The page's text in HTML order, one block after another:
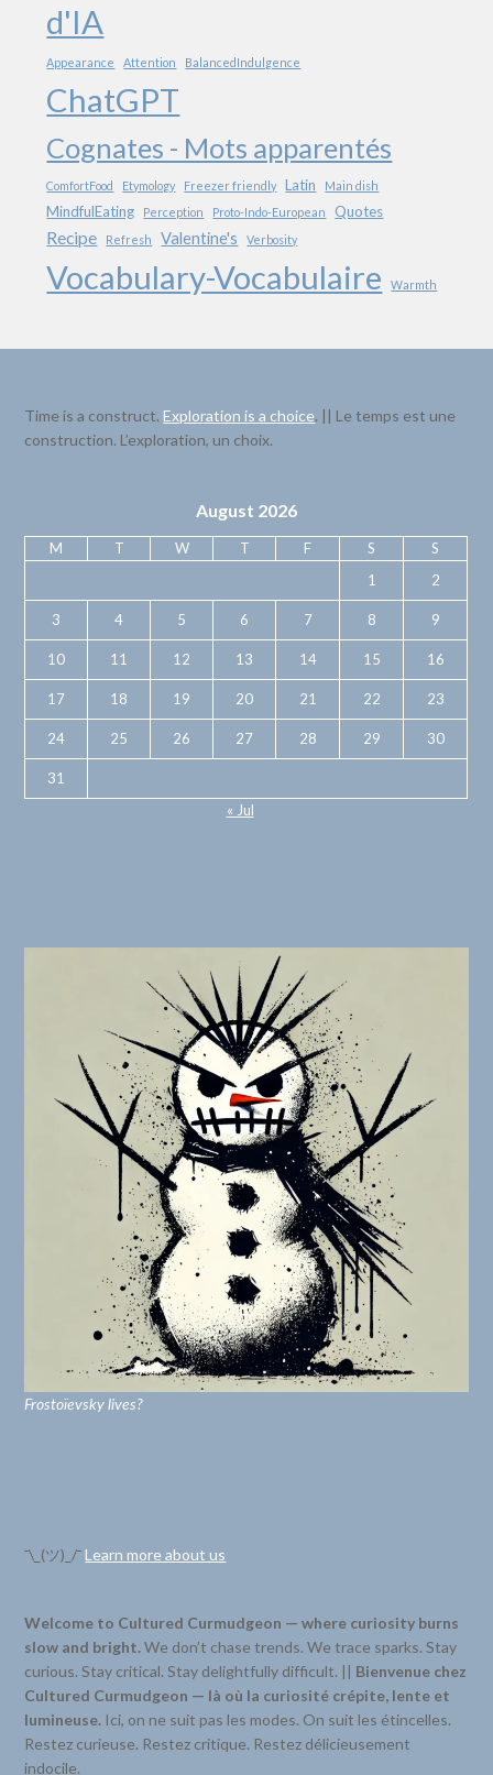
d'IA
Appearance Attention BalancedIndulgence
ChatGPT
Cognates - Mots apparentés
ComfortFood Etymology Freezer friendly Latin Main dish
MindfulEating Perception Proto-Indo-European Quotes
Recipe Refresh Valentine's Verbosity
Vocabulary-Vocabulaire Warmth
Time is a construct.Exploration is a choice. || Le temps est une
construction. L’exploration, un choix.
August 2026
M T W T F S
S
1
2
3 4 5 6 7 8 9
10 11 12 13 14 15 16
17 18 19 20 21 22 23
24 25 26 27 28 29 30
31
« Jul
Frostoïevsky lives?
¯\_(ツ)_/¯Learn more about us
Welcome to Cultured Curmudgeon — where curiosity burns
slow and bright.We don’t chase trends. We trace sparks. Stay
curious. Stay critical. Stay delightfully difficult. || Bienvenue chez
Cultured Curmudgeon — là où la curiosité crépite, lente et
lumineuse. Ici, on ne suit pas les modes. On suit les étincelles.
Restez curieuse. Restez critique. Restez délicieusement
indocile.